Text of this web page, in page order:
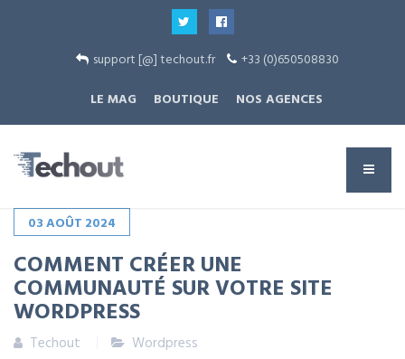
support [@] techout.fr
+33 (0)650508830
LE MAG
BOUTIQUE NOS AGENCES
03AOÛT 2024
COMMENT CRÉER UNE
COMMUNAUTÉ SUR VOTRE SITE
WORDPRESS
Techout Wordpress